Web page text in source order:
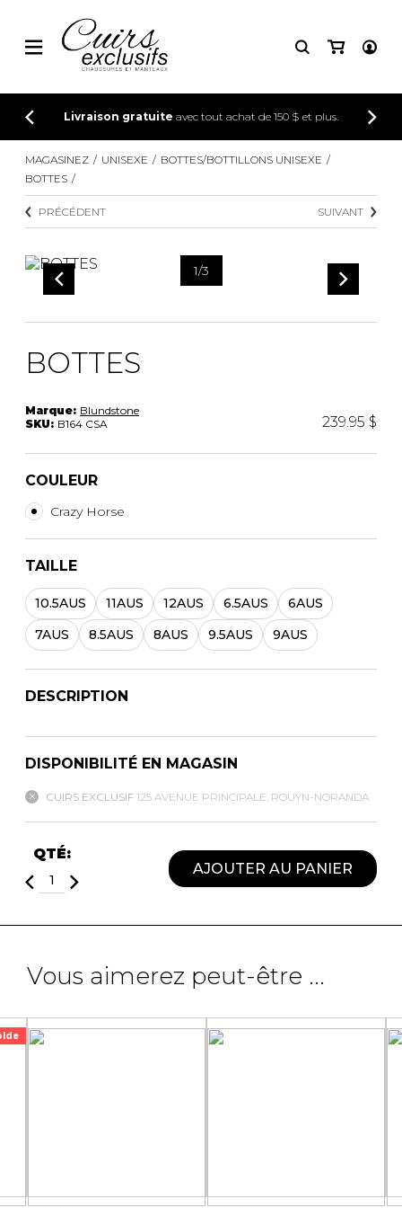
CONNEXION
INSCRIPTION
Livraison gratuite avec tout achat de 150 $ et plus.
MAGASINEZ UNISEXE
BOTTES/BOTTILLONS UNISEXE
BOTTES
PRÉCÉDENT SUIVANT
1/3
BOTTES
Marque: Blundstone
SKU: B164 CSA 239.95 $
COULEUR
Crazy Horse
TAILLE
10.5AUS 11AUS 12AUS 6.5AUS
6AUS
7AUS
8.5AUS 8AUS 9.5AUS 9AUS
DESCRIPTION
DISPONIBILITÉ EN MAGASIN
CUIRS EXCLUSIF 125 AVENUE PRINCIPALE, ROUYN-NORANDA
QTÉ:
AJOUTER AU PANIER
Vous aimerez peut-être ...